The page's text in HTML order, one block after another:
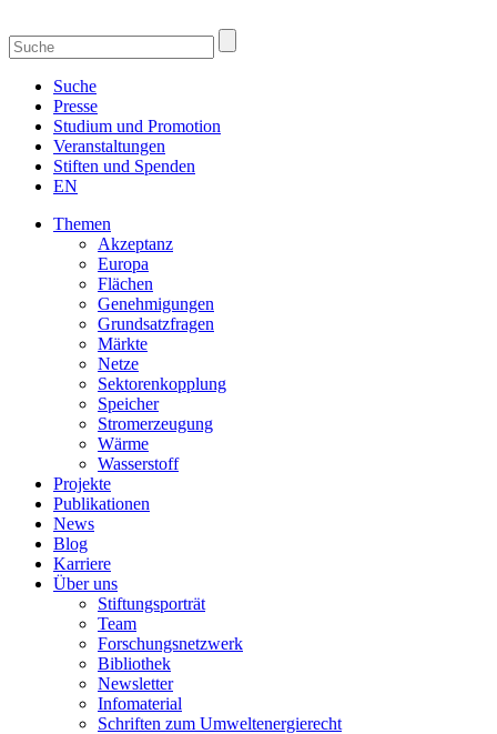
Suche
Presse
Studium und Promotion
Veranstaltungen
Stiften und Spenden
EN
Themen
Akzeptanz
Europa
Flächen
Genehmigungen
Grundsatzfragen
Märkte
Netze
Sektorenkopplung
Speicher
Stromerzeugung
Wärme
Wasserstoff
Projekte
Publikationen
News
Blog
Karriere
Über uns
Stiftungsporträt
Team
Forschungsnetzwerk
Bibliothek
Newsletter
Infomaterial
Schriften zum Umweltenergierecht